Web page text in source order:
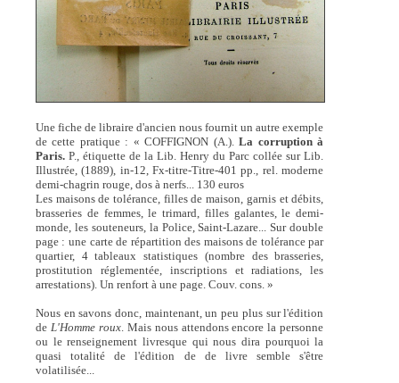
Une fiche de libraire d'ancien nous fournit un autre exemple
de cette pratique : « COFFIGNON (A.).La corruption à
Paris.P., étiquette de la Lib. Henry du Parc collée sur Lib.
Illustrée, (1889), in-12, Fx-titre-Titre-401 pp., rel. moderne
demi-chagrin rouge, dos à nerfs... 130 euros
Les maisons de tolérance, filles de maison, garnis et débits,
brasseries de femmes, le trimard, filles galantes, le demi-
monde, les souteneurs, la Police, Saint-Lazare... Sur double
page : une carte de répartition des maisons de tolérance par
quartier, 4 tableaux statistiques (nombre des brasseries,
prostitution réglementée, inscriptions et radiations, les
arrestations). Un renfort à une page. Couv. cons. »
Nous en savons donc, maintenant, un peu plus sur l'édition
de L'Homme roux. Mais nous attendons encore la personne
ou le renseignement livresque qui nous dira pourquoi la
quasi totalité de l'édition de de livre semble s'être
volatilisée...